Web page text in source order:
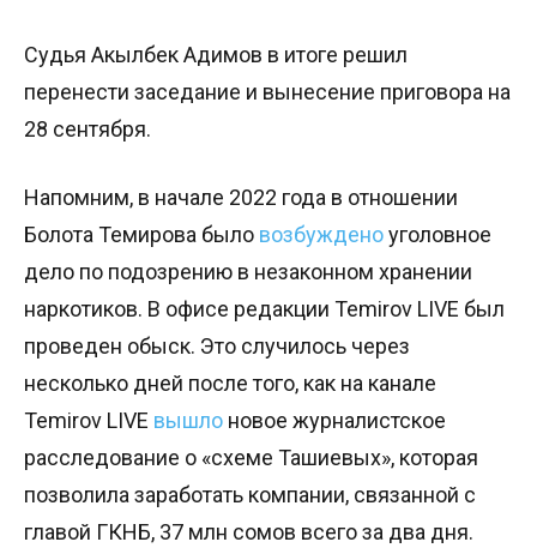
Судья Акылбек Адимов в итоге решил
перенести заседание и вынесение приговора на
28 сентября.
Напомним, в начале 2022 года в отношении
Болота Темирова было возбужденоуголовное
дело по подозрению в незаконном хранении
наркотиков. В офисе редакции Temirov LIVE был
проведен обыск. Это случилось через
несколько дней после того, как на канале
Temirov LIVE вышло новое журналистское
расследование о «схеме Ташиевых», которая
позволила заработать компании, связанной с
главой ГКНБ, 37 млн сомов всего за два дня.